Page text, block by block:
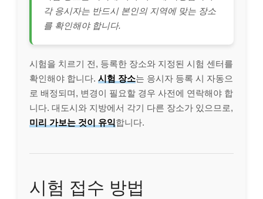
각 응시자는 반드시 본인의 지역에 맞는 장소
를 확인해야 합니다.
시험을 치르기 전, 등록한 장소와 지정된 시험 센터를
확인해야 합니다. 시험 장소는 응시자 등록 시 자동으
로 배정되며, 변경이 필요할 경우 사전에 연락해야 합
니다. 대도시와 지방에서 각기 다른 장소가 있으므로,
미리 가보는 것이 유익합니다.
시험 접수 방법